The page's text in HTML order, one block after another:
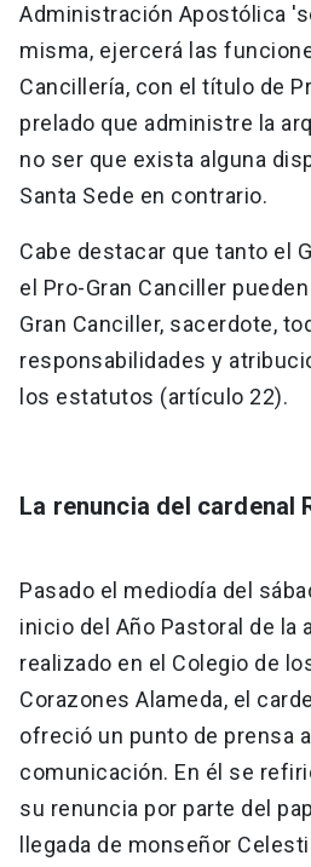
Administración Apostólica
misma, ejercerá las
Cancillería, con el título de
prelado que administre la
no ser que exista alguna
Santa Sede en contrario.
Cabe destacar que tanto el
el Pro-Gran Canciller
Gran Canciller, sacerdote,
responsabilidades y
los estatutos (artículo 22).
La renuncia del cardenal
Pasado el mediodía del
inicio del Año Pastoral de la
realizado en el Colegio de
Corazones Alameda, el
ofreció un punto de prensa
comunicación. En él se
su renuncia por parte del
llegada de monseñor